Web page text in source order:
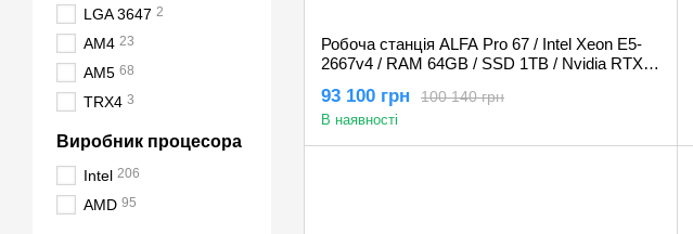
Робоча станція ALFA Pro 67 / Intel Xeon E5-
2667v4 / RAM 64GB / SSD 1TB / Nvidia RTX
100 140 грн
93 100 грн
В наявності
LGA 3647 2
AM4 23
AM5 68
TRX4 3
Виробник процесора
Intel 206
AMD 95